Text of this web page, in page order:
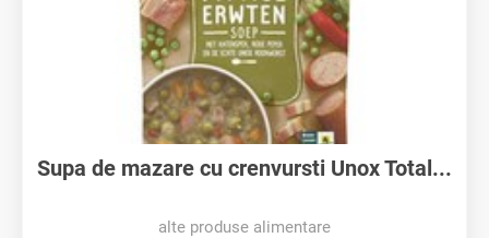
Supa de mazare cu crenvursti Unox Total...
alte produse alimentare